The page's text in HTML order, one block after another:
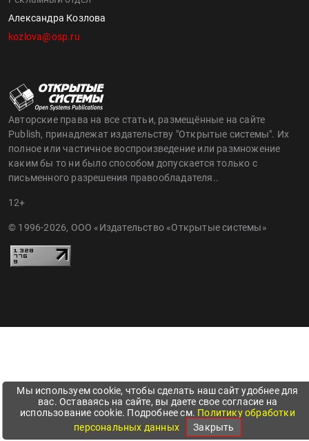
Александра Козлова
kozlova@osp.ru
Авторские права на все статьи, размещённые на сайте
Publish, принадлежат издательству "Открытые системы". Их
полное или частичное воспроизведение или размножение
каким бы то ни было способом допускается только с
письменного разрешения правообладателя..
12+
© 1996-2026, ООО «Издательство «Открытые системы»
Мы используем cookie, чтобы сделать наш сайт удобнее для
вас. Оставаясь на сайте, вы даете свое согласие на
использование cookie. Подробнее см. Политику обработки
персональных данных
Закрыть